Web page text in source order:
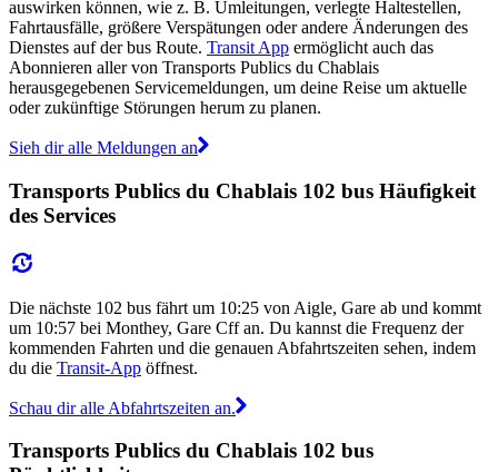
auswirken können, wie z. B. Umleitungen, verlegte Haltestellen,
Fahrtausfälle, größere Verspätungen oder andere Änderungen des
Dienstes auf der bus Route. Transit App ermöglicht auch das
Abonnieren aller von Transports Publics du Chablais
herausgegebenen Servicemeldungen, um deine Reise um aktuelle
oder zukünftige Störungen herum zu planen.
Sieh dir alle Meldungen an
Transports Publics du Chablais 102 bus Häufigkeit
des Services
Die nächste 102 bus fährt um 10:25 von Aigle, Gare ab und kommt
um 10:57 bei Monthey, Gare Cff an. Du kannst die Frequenz der
kommenden Fahrten und die genauen Abfahrtszeiten sehen, indem
du die Transit-App öffnest.
Schau dir alle Abfahrtszeiten an.
Transports Publics du Chablais 102 bus